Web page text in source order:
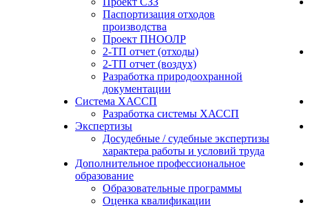
Паспортизация отходов
производства
Проект ПНООЛР
2-ТП отчет (отходы)
2-ТП отчет (воздух)
Разработка природоохранной
документации
Система ХАССП
Разработка системы ХАССП
Экспертизы
Досудебные / судебные экспертизы
характера работы и условий труда
Дополнительное профессиональное
образование
Образовательные программы
Оценка квалификации